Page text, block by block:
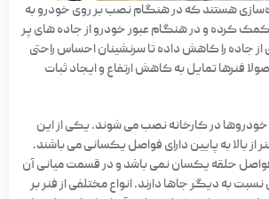
هستند که در هنگام نصب بر روی خودرو به
کمک کرده و در هنگام عبور خودرو از جاده های پر
جاده را کاهش داده تا سرنشینان احساس راحتی
فنرها تمایل به کاهش ارتفاع و ایجاد ثبات
خودروها در کارخانه نصب می شوند. یکی از این
از بالا به پایین دارای فواصل یکسانی می باشند.
فواصل حلقه یکسان نمی باشد و در قسمت میانی آن
به دیگر جاها دارند. انواع مختلفی از فنر بر